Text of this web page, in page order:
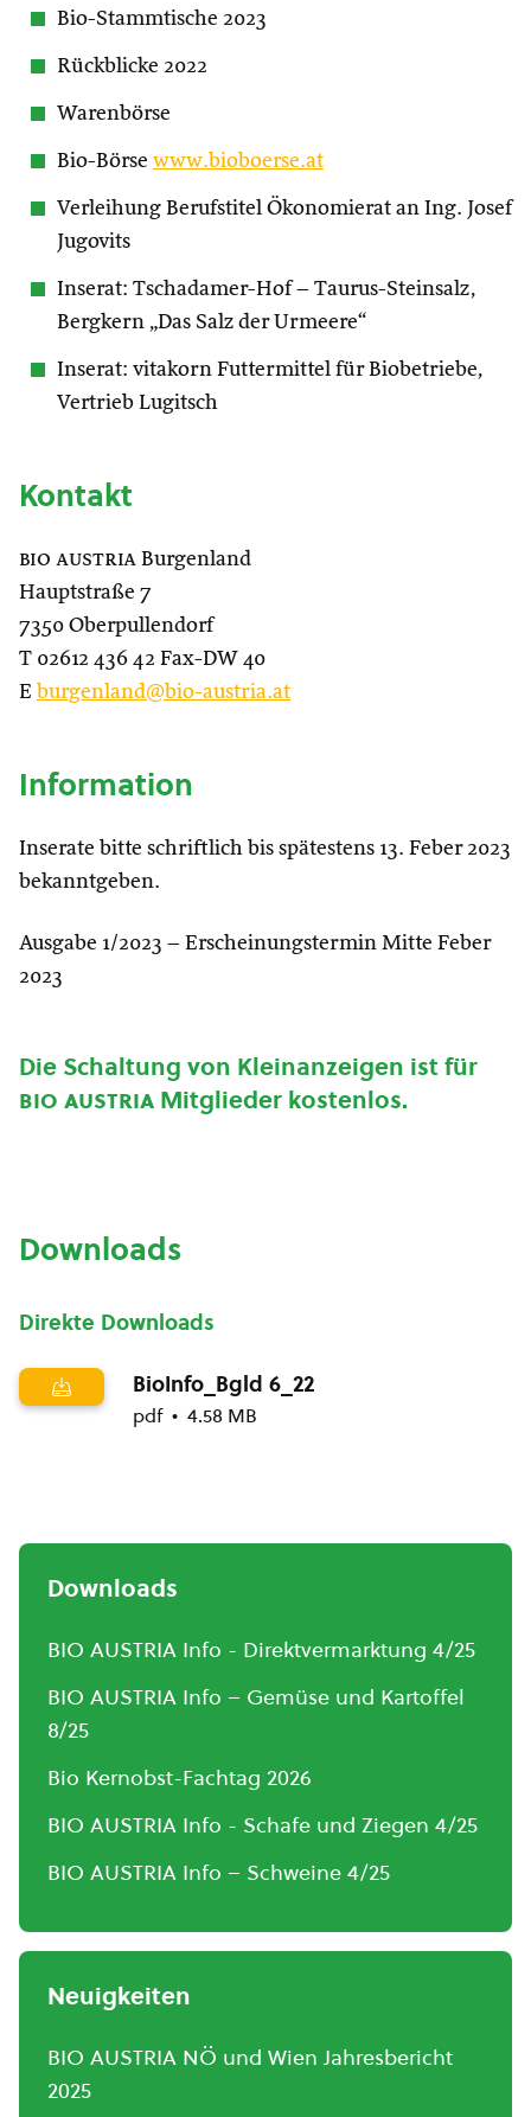
Bio-Stammtische 2023
Rückblicke 2022
Warenbörse
Bio-Börse www.bioboerse.at
Verleihung Berufstitel Ökonomierat an Ing. Josef
Jugovits
Inserat: Tschadamer-Hof – Taurus-Steinsalz,
Bergkern „Das Salz der Urmeere“
Inserat: vitakorn Futtermittel für Biobetriebe,
Vertrieb Lugitsch
Kontakt
bio austria Burgenland
Hauptstraße 7
7350 Oberpullendorf
T 02612 436 42 Fax-DW 40
E burgenland@bio-austria.at
Information
Inserate bitte schriftlich bis spätestens 13. Feber 2023
bekanntgeben.
Ausgabe 1/2023 – Erscheinungstermin Mitte Feber
2023
Die Schaltung von Kleinanzeigen ist für
bio austria Mitglieder kostenlos.
Downloads
Direkte Downloads
BioInfo_Bgld 6_22
pdf 4.58 MB
Downloads
BIO AUSTRIA Info - Direktvermarktung 4/25
BIO AUSTRIA Info – Gemüse und Kartoffel
8/25
Bio Kernobst-Fachtag 2026
BIO AUSTRIA Info - Schafe und Ziegen 4/25
BIO AUSTRIA Info – Schweine 4/25
Neuigkeiten
BIO AUSTRIA NÖ und Wien Jahresbericht
2025